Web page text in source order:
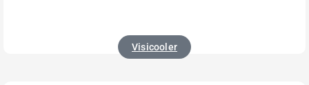
Visicooler